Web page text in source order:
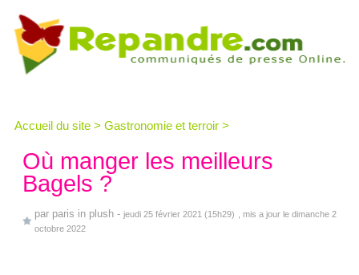
Accueil du site > Gastronomie et terroir >
Où manger les meilleurs
Bagels ?
par paris in plush - jeudi 25 février 2021 (15h29)
, mis a jour le dimanche 2
octobre 2022